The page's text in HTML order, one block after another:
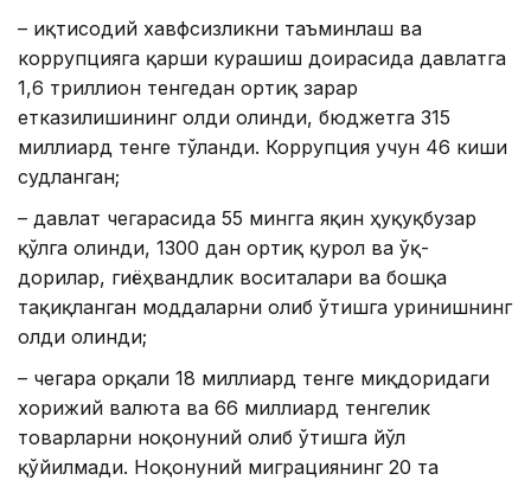
– иқтисодий хавфсизликни таъминлаш ва
коррупцияга қарши курашиш доирасида давлатга
1,6 триллион тенгедан ортиқ зарар
етказилишининг олди олинди, бюджетга 315
миллиард тенге тўланди. Коррупция учун 46 киши
судланган;
– давлат чегарасида 55 мингга яқин ҳуқуқбузар
қўлга олинди, 1300 дан ортиқ қурол ва ўқ-
дорилар, гиёҳвандлик воситалари ва бошқа
тақиқланган моддаларни олиб ўтишга уринишнинг
олди олинди;
– чегара орқали 18 миллиард тенге миқдоридаги
хорижий валюта ва 66 миллиард тенгелик
товарларни ноқонуний олиб ўтишга йўл
қўйилмади. Ноқонуний миграциянинг 20 та